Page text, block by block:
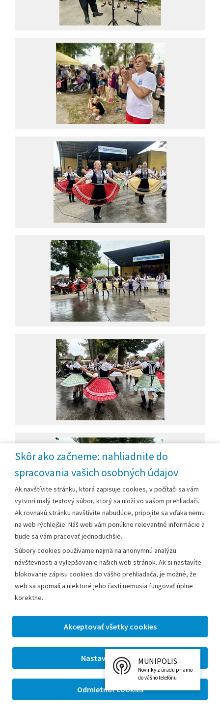
Skôr ako začneme: nahliadnite do
spracovania vašich osobných údajov
Ak navštívite stránku, ktorá zapisuje cookies, v počítači sa vám
vytvorí malý textový súbor, ktorý sa uloží vo vašom prehliadači.
Ak rovnakú stránku navštívite nabudúce, pripojíte sa vďaka nemu
na web rýchlejšie. Náš web vám ponúkne relevantné informácie a
bude sa vám pracovať jednoduchšie.
Súbory cookies používame najmä na anonymnú analýzu
návštevnosti a vylepšovanie našich web stránok. Ak si nastavíte
blokovanie zápisu cookies do vášho prehliadača, je možné, že
web sa spomalí a niektoré jeho časti nemusia fungovať úplne
korektne.
MUNIPOLIS
Novinky z úradu priamo
do vášho telefónu